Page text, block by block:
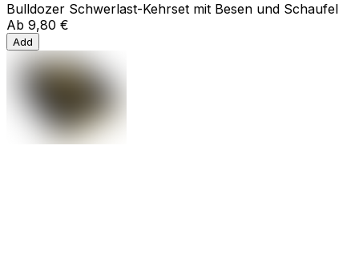
Bulldozer Schwerlast-Kehrset mit Besen und Schaufel
Ab 9,80 €
Add